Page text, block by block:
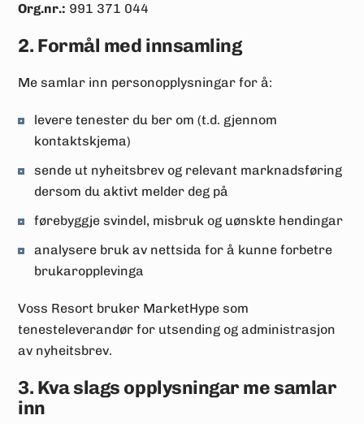
Org.nr.: 991 371 044
2. Formål med innsamling
Me samlar inn personopplysningar for å:
levere tenester du ber om (t.d. gjennom
kontaktskjema)
sende ut nyheitsbrev og relevant marknadsføring
dersom du aktivt melder deg på
førebyggje svindel, misbruk og uønskte hendingar
analysere bruk av nettsida for å kunne forbetre
brukaropplevinga
Voss Resort bruker MarketHype som
tenesteleverandør for utsending og administrasjon
av nyheitsbrev.
3. Kva slags opplysningar me samlar
inn